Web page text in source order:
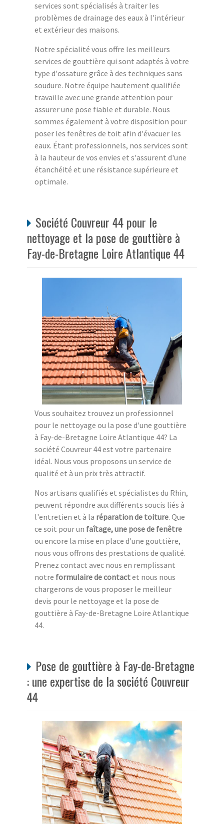
services sont spécialisés à traiter les
problèmes de drainage des eaux à l'intérieur
et extérieur des maisons.
Notre spécialité vous offre les meilleurs
services de gouttière qui sont adaptés à votre
type d'ossature grâce à des techniques sans
soudure. Notre équipe hautement qualifiée
travaille avec une grande attention pour
assurer une pose fiable et durable. Nous
sommes également à votre disposition pour
poser les fenêtres de toit afin d'évacuer les
eaux. Étant professionnels, nos services sont
à la hauteur de vos envies et s'assurent d'une
étanchéité et une résistance supérieure et
optimale.
Société Couvreur 44 pour le
nettoyage et la pose de gouttière à
Fay-de-Bretagne Loire Atlantique 44
Vous souhaitez trouvez un professionnel
pour le nettoyage ou la pose d'une gouttière
à Fay-de-Bretagne Loire Atlantique 44? La
société Couvreur 44 est votre partenaire
idéal. Nous vous proposons un service de
qualité et à un prix très attractif.
Nos artisans qualifiés et spécialistes du Rhin,
peuvent répondre aux différents soucis liés à
l'entretien et à la réparation de toiture. Que
ce soit pour un faîtage, une pose de fenêtre
ou encore la mise en place d'une gouttière,
nous vous offrons des prestations de qualité.
Prenez contact avec nous en remplissant
notre formulaire de contactet nous nous
chargerons de vous proposer le meilleur
devis pour le nettoyage et la pose de
gouttière à Fay-de-Bretagne Loire Atlantique
44.
Pose de gouttière à Fay-de-Bretagne
: une expertise de la société Couvreur
44